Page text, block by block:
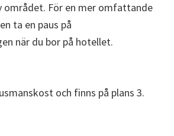
området. För en mer omfattande
ta en paus på
när du bor på hotellet.
och finns på plans 3.